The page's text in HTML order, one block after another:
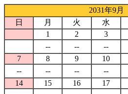
2031年9月
日
月 火 水
1
2 3
--
-- --
7
8 9 10
--
-- -- --
14
15 16 17